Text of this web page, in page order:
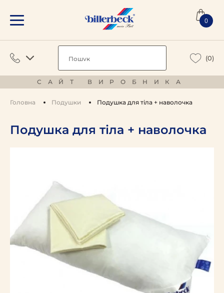
0
(0)
САЙТ ВИРОБНИКА
Головна Подушки Подушка для тіла + наволочка
Подушка для тіла + наволочка